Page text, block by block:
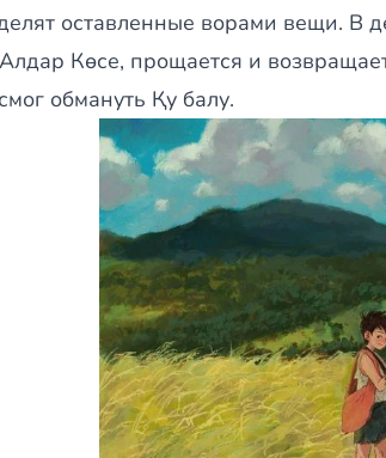
оставленные ворами вещи. В
Көсе, прощается и
обмануть Қу балу.